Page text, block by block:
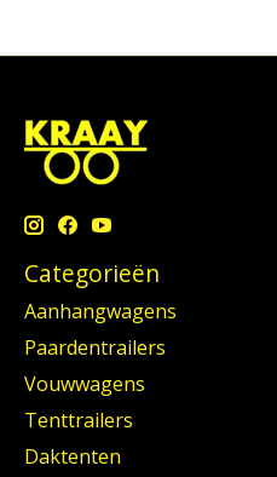
Categorieën
Aanhangwagens
Paardentrailers
Vouwwagens
Tenttrailers
Daktenten